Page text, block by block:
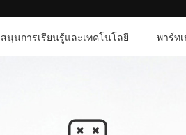
นุนการเรียนรู้และเทคโนโลยี พาร์ท